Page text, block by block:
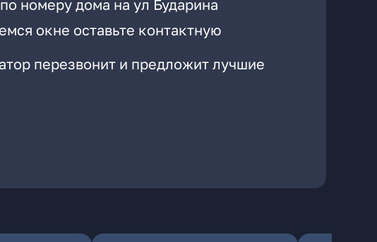
номеру дома на ул Бударина
окне оставьте контактную
перезвонит и предложит лучшие